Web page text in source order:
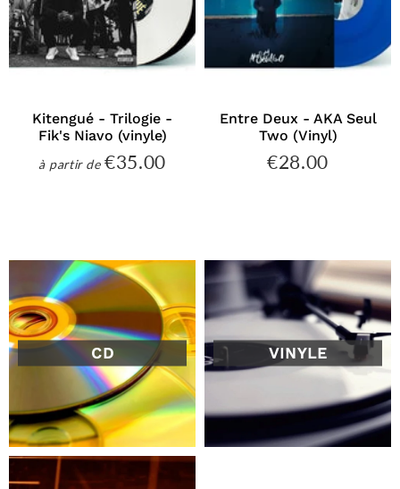
Kitengué - Trilogie -
Fik's Niavo (vinyle)
à partir dePrix
€35.00
Entre Deux - AKA Seul
Two (Vinyl)
Prix
€28.00
CD VINYLE